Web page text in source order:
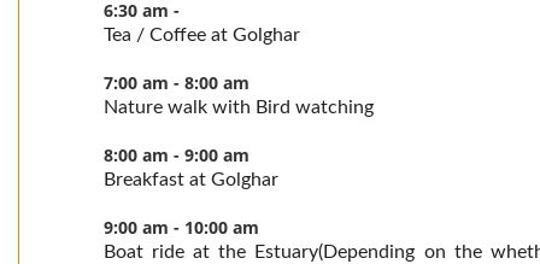
6:30 am -
Tea / Coffee at Golghar
7:00 am - 8:00 am
Nature walk with Bird watching
8:00 am - 9:00 am
Breakfast at Golghar
9:00 am - 10:00 am
Boat ride at the Estuary(Depending on the